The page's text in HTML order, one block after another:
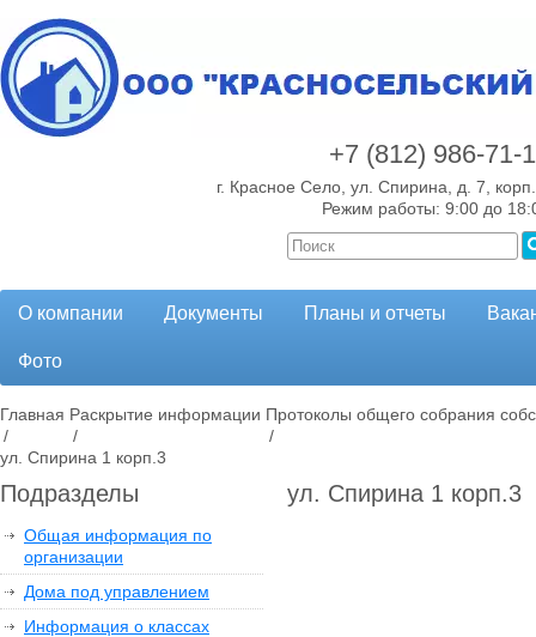
+7 (812) 986-71-
г. Красное Село, ул. Спирина, д. 7,
Режим работы: 9:00 до
О компании Документы Планы и отчеты
Фото
Главная
/
Раскрытие информации
/
Протоколы общего собрания
/
ул. Спирина 1 корп.3
Подразделы
Общая информация по
организации
Дома под управлением
Информация о классах
ул. Спирина 1 корп.3